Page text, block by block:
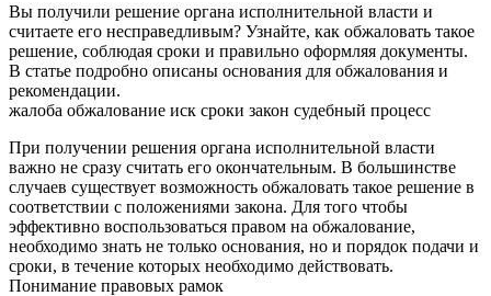
Вы получили решение органа исполнительной власти и
считаете его несправедливым? Узнайте, как обжаловать такое
решение, соблюдая сроки и правильно оформляя документы.
В статье подробно описаны основания для обжалования и
рекомендации.
жалоба обжалование иск сроки закон судебный процесс
При получении решения органа исполнительной власти
важно не сразу считать его окончательным. В большинстве
случаев существует возможность обжаловать такое решение в
соответствии с положениями закона. Для того чтобы
эффективно воспользоваться правом на обжалование,
необходимо знать не только основания, но и порядок подачи и
сроки, в течение которых необходимо действовать.
Понимание правовых рамок